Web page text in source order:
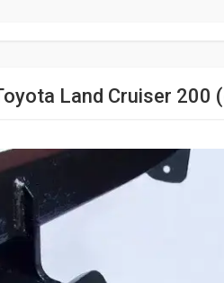
Land Cruiser